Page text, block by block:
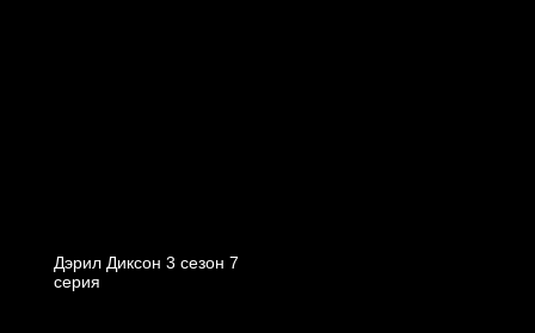
Дэрил Диксон 3 сезон 7
серия